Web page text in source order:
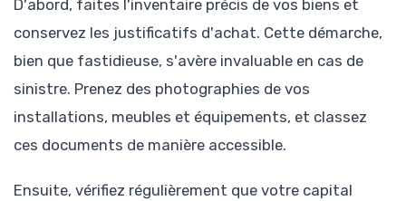
D'abord, faites l'inventaire précis de vos biens et
conservez les justificatifs d'achat. Cette démarche,
bien que fastidieuse, s'avère invaluable en cas de
sinistre. Prenez des photographies de vos
installations, meubles et équipements, et classez
ces documents de manière accessible.
Ensuite, vérifiez régulièrement que votre capital